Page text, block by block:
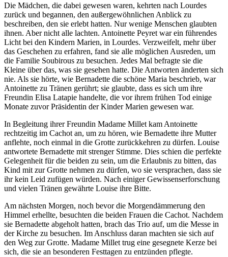
Die Mädchen, die dabei gewesen waren, kehrten nach Lourdes
zurück und begannen, den außergewöhnlichen Anblick zu
beschreiben, den sie erlebt hatten. Nur wenige Menschen glaubten
ihnen. Aber nicht alle lachten. Antoinette Peyret war ein führendes
Licht bei den Kindern Marien, in Lourdes. Verzweifelt, mehr über
das Geschehen zu erfahren, fand sie alle möglichen Ausreden, um
die Familie Soubirous zu besuchen. Jedes Mal befragte sie die
Kleine über das, was sie gesehen hatte. Die Antworten änderten sich
nie. Als sie hörte, wie Bernadette die schöne Maria beschrieb, war
Antoinette zu Tränen gerührt; sie glaubte, dass es sich um ihre
Freundin Elisa Latapie handelte, die vor ihrem frühen Tod einige
Monate zuvor Präsidentin der Kinder Marien gewesen war.
In Begleitung ihrer Freundin Madame Millet kam Antoinette
rechtzeitig im Cachot an, um zu hören, wie Bernadette ihre Mutter
anflehte, noch einmal in die Grotte zurückkehren zu dürfen. Louise
antwortete Bernadette mit strenger Stimme. Dies schien die perfekte
Gelegenheit für die beiden zu sein, um die Erlaubnis zu bitten, das
Kind mit zur Grotte nehmen zu dürfen, wo sie versprachen, dass sie
ihr kein Leid zufügen würden. Nach einiger Gewissenserforschung
und vielen Tränen gewährte Louise ihre Bitte.
Am nächsten Morgen, noch bevor die Morgendämmerung den
Himmel erhellte, besuchten die beiden Frauen die Cachot. Nachdem
sie Bernadette abgeholt hatten, brach das Trio auf, um die Messe in
der Kirche zu besuchen. Im Anschluss daran machten sie sich auf
den Weg zur Grotte. Madame Millet trug eine gesegnete Kerze bei
sich, die sie an besonderen Festtagen zu entzünden pflegte.